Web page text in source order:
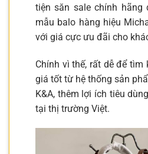
tiện săn sale chính hãng
mẫu balo hàng hiệu
với giá cực ưu đãi cho
Chính vì thế, rất dễ để tìm
giá tốt từ hệ thống sản
K&A, thêm lợi ích tiêu
tại thị trường Việt.